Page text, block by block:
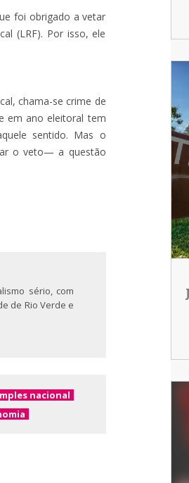
foi obrigado a vetar
(LRF). Por isso, ele
chama-se crime de
em ano eleitoral tem
sentido. Mas o
o veto— a questão
sério, com
de Rio Verde e
nacional